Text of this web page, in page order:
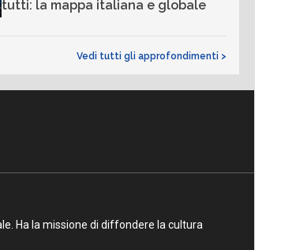
tutti: la mappa italiana e globale
Vedi tutti gli approfondimenti >
Ha la missione di diffondere la cultura